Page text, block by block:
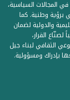
المجالات السياسية،
برؤية وطنية. كما
والدولية لضمان
القرار،
الثقافي لبناء جيل
بإدراك ومسؤولية.